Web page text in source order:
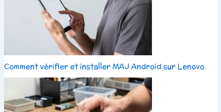
Comment vérifier et installer MAJ Android sur Lenovo